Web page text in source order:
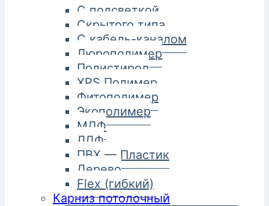
С подсветкой
Скрытого типа
С кабель-каналом
Дюрополимер
Полистирол
XPS Полимер
Фитополимер
Экополимер
МДФ
ЛДФ
ПВХ — Пластик
Дерево
Flex (гибкий)
Карниз потолочный